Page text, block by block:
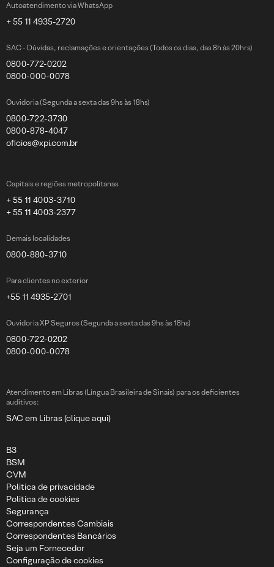
Autoatendimento via WhatsApp
+ 55 11 4935-2720
SAC - Dúvidas, reclamações e orientações (Todos os dias, das 8h às 20hrs)
0800-772-0202
0800-000-0078
Ouvidoria (Segunda a sexta das 9hs às 18hs)
0800-722-3730
0800-878-4047
oficios@xpi.com.br
Capitais e regiões metropolitanas
+ 55 11 4003-3710
+ 55 11 4003-2377
Demais localidades
0800-880-3710
Para clientes no exterior
+55 11 4935-2701
Ouvidoria XP Seguros (Segunda a sexta das 9hs às 18hs)
0800-722-0202
0800-000-0078
Atendimento em Libras (Língua Brasileira de Sinais) para os deficientes
auditivos:
SAC em Libras (clique aqui)
B3
BSM
CVM
Politica de privacidade
Politica de cookies
Segurança
Correspondentes Cambiais
Correspondentes Bancários
Seja um Fornecedor
Configuração de cookies